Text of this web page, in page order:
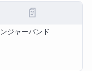
📄
ジャーバンド